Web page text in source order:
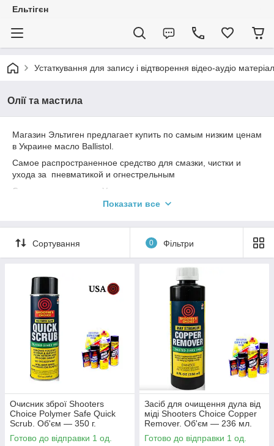
Ельтігєн
Устаткування для запису і відтворення відео-аудіо
Олії та мастила
Магазин Эльтиген предлагает купить по самым низким ценам
в Украине масло Ballistol.
Самое распространенное средство для смазки, чистки и
ухода за пневматикой и огнестрельным
Самые низкие цены в Украине средство для чистки стволов
Shooters Choice MC7 Extra Strength Bore Cleaner .
Универсальное средство для чистки и смазки всех видов.
Kano Kroil – от американской компании Kano. ...
FLUNA TEC. ...
Pro Shot очиститель лубрикатор.
Показати все
Сортування 0 Фільтри
Очисник зброї Shooters
Choice Polymer Safe Quick
Scrub. Об'єм — 350 г.
Готово до відправки 1 од.
Засіб для очищення дула від
міді Shooters Choice Copper
Remover. Об'єм — 236 мл.
Готово до відправки 1 од.